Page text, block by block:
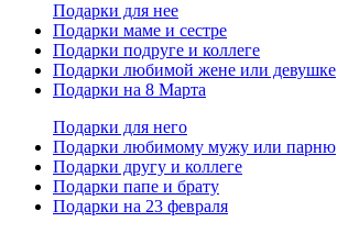
Подарки для нее
Подарки маме и сестре
Подарки подруге и коллеге
Подарки любимой жене или девушке
Подарки на 8 Марта
Подарки для него
Подарки любимому мужу или парню
Подарки другу и коллеге
Подарки папе и брату
Подарки на 23 февраля